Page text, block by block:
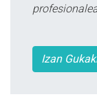
Izan